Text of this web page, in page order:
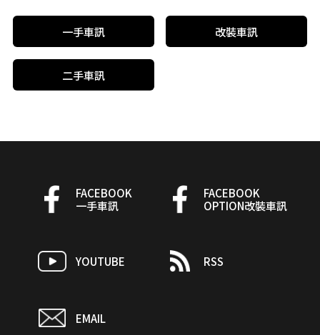
一手車訊 改裝車訊
二手車訊
FACEBOOK
一手車訊
FACEBOOK
OPTION改裝車訊
YOUTUBE RSS
EMAIL